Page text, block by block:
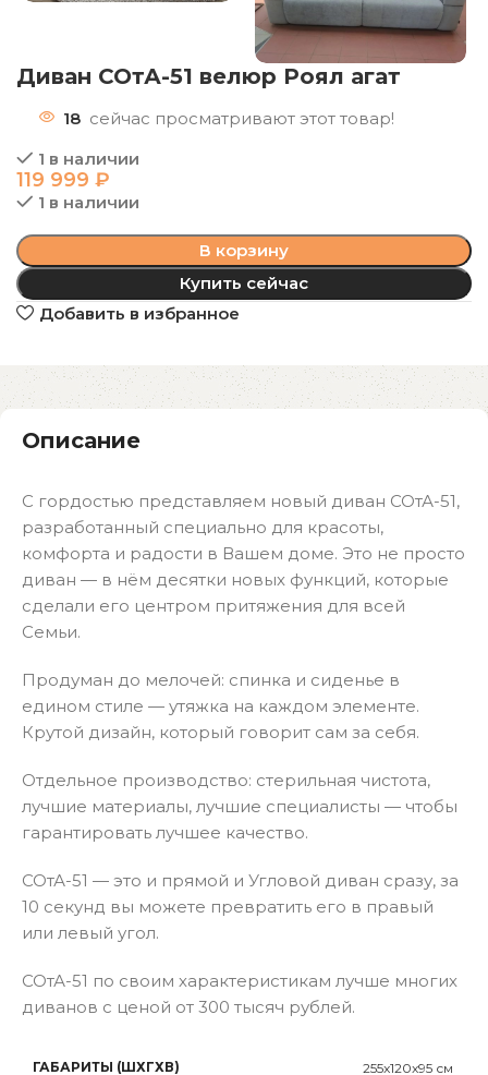
Диван СОтА-51 велюр Роял агат
18 сейчас просматривают этот товар!
1 в наличии
119 999 ₽
1 в наличии
В корзину
Купить сейчас
Добавить в избранное
Описание
С гордостью представляем новый диван СОтА-51,
разработанный специально для красоты,
комфорта и радости в Вашем доме. Это не просто
диван — в нём десятки новых функций, которые
сделали его центром притяжения для всей
Семьи.
Продуман до мелочей: спинка и сиденье в
едином стиле — утяжка на каждом элементе.
Крутой дизайн, который говорит сам за себя.
Отдельное производство: стерильная чистота,
лучшие материалы, лучшие специалисты — чтобы
гарантировать лучшее качество.
СОтА-51 — это и прямой и Угловой диван сразу, за
10 секунд вы можете превратить его в правый
или левый угол.
СОтА-51 по своим характеристикам лучше многих
диванов с ценой от 300 тысяч рублей.
ГАБАРИТЫ (ШХГХВ) 255x120x95 см